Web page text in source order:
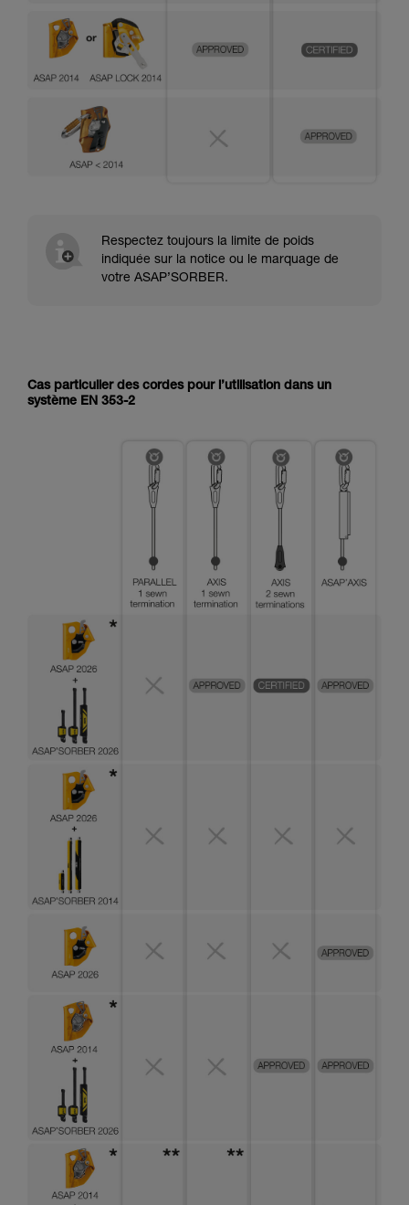
Respectez toujours la limite de poids
indiquée sur la notice ou le marquage de
votre ASAP’SORBER.
Cas particulier des cordes pour l’utilisation dans un
système EN 353-2